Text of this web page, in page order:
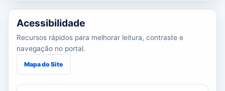
Acessibilidade
Recursos rápidos para melhorar leitura, contraste e
navegação no portal.
Mapa do Site